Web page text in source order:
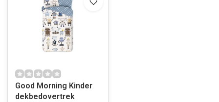
Good Morning Kinder
dekbedovertrek